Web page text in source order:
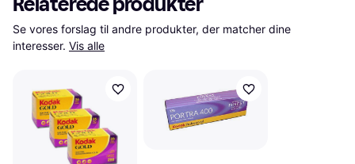
Se vores forslag til andre produkter, der matcher dine
interesser. Vis alle